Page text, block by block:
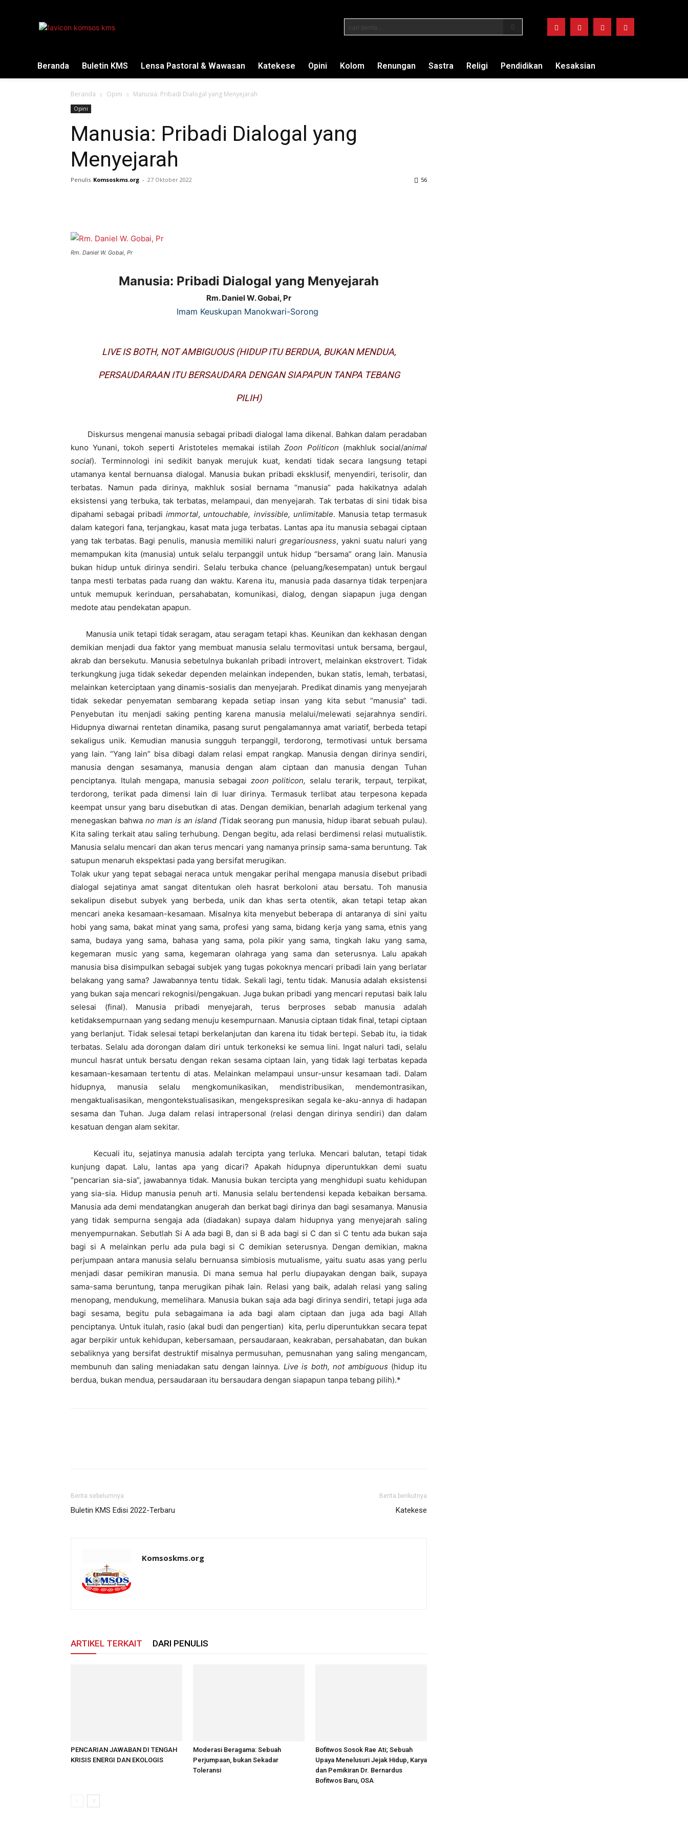
cari berita...
Beranda Buletin KMS Lensa Pastoral & Wawasan Katekese Opini Kolom Renungan Sastra Religi Pendidikan Kesaksian
Beranda Opini Manusia: Pribadi Dialogal yang Menyejarah
Opini
Manusia: Pribadi Dialogal yang
Menyejarah
Penulis Komsoskms.org - 27 Oktober 2022 56
Rm. Daniel W. Gobai, Pr
Manusia: Pribadi Dialogal yang Menyejarah
Rm. Daniel W. Gobai, Pr
Imam Keuskupan Manokwari-Sorong
LIVE IS BOTH, NOT AMBIGUOUS(HIDUP ITU BERDUA, BUKAN MENDUA,
PERSAUDARAAN ITU BERSAUDARA DENGAN SIAPAPUN TANPA TEBANG
PILIH)
Diskursus mengenai manusia sebagai pribadi dialogal lama dikenal. Bahkan dalam peradaban
kuno Yunani, tokoh seperti Aristoteles memakai istilahZoon Politicon (makhluk social/animal
social). Terminnologi ini sedikit banyak merujuk kuat, kendati tidak secara langsung tetapi
utamanya kental bernuansa dialogal. Manusia bukan pribadi eksklusif, menyendiri, terisolir, dan
terbatas. Namun pada dirinya, makhluk sosial bernama “manusia” pada hakikatnya adalah
eksistensi yang terbuka, tak terbatas, melampaui, dan menyejarah. Tak terbatas di sini tidak bisa
dipahami sebagai pribadiimmortal, untouchable, invissible, unlimitable. Manusia tetap termasuk
dalam kategori fana, terjangkau, kasat mata juga terbatas. Lantas apa itu manusia sebagai ciptaan
yang tak terbatas. Bagi penulis, manusia memiliki naluri gregariousness, yakni suatu naluri yang
memampukan kita (manusia) untuk selalu terpanggil untuk hidup “bersama” orang lain. Manusia
bukan hidup untuk dirinya sendiri. Selalu terbuka chance (peluang/kesempatan) untuk bergaul
tanpa mesti terbatas pada ruang dan waktu. Karena itu, manusia pada dasarnya tidak terpenjara
untuk memupuk kerinduan, persahabatan, komunikasi, dialog, dengan siapapun juga dengan
medote atau pendekatan apapun.
Manusia unik tetapi tidak seragam, atau seragam tetapi khas. Keunikan dan kekhasan dengan
demikian menjadi dua faktor yang membuat manusia selalu termovitasi untuk bersama, bergaul,
akrab dan bersekutu. Manusia sebetulnya bukanlah pribadi introvert, melainkan ekstrovert. Tidak
terkungkung juga tidak sekedar dependen melainkan independen, bukan statis, lemah, terbatasi,
melainkan keterciptaan yang dinamis-sosialis dan menyejarah. Predikat dinamis yang menyejarah
tidak sekedar penyematan sembarang kepada setiap insan yang kita sebut “manusia” tadi.
Penyebutan itu menjadi saking penting karena manusia melalui/melewati sejarahnya sendiri.
Hidupnya diwarnai rentetan dinamika, pasang surut pengalamannya amat variatif, berbeda tetapi
sekaligus unik. Kemudian manusia sungguh terpanggil, terdorong, termotivasi untuk bersama
yang lain. “Yang lain” bisa dibagi dalam relasi empat rangkap. Manusia dengan dirinya sendiri,
manusia dengan sesamanya, manusia dengan alam ciptaan dan manusia dengan Tuhan
penciptanya. Itulah mengapa, manusia sebagai zoon politicon, selalu terarik, terpaut, terpikat,
terdorong, terikat pada dimensi lain di luar dirinya. Termasuk terlibat atau terpesona kepada
keempat unsur yang baru disebutkan di atas. Dengan demikian, benarlah adagium terkenal yang
menegaskan bahwa no man is an island (Tidak seorang pun manusia, hidup ibarat sebuah pulau).
Kita saling terkait atau saling terhubung. Dengan begitu, ada relasi berdimensi relasi mutualistik.
Manusia selalu mencari dan akan terus mencari yang namanya prinsip sama-sama beruntung. Tak
satupun menaruh ekspektasi pada yang bersifat merugikan.
Tolak ukur yang tepat sebagai neraca untuk mengakar perihal mengapa manusia disebut pribadi
dialogal sejatinya amat sangat ditentukan oleh hasrat berkoloni atau bersatu. Toh manusia
sekalipun disebut subyek yang berbeda, unik dan khas serta otentik, akan tetapi tetap akan
mencari aneka kesamaan-kesamaan. Misalnya kita menyebut beberapa di antaranya di sini yaitu
hobi yang sama, bakat minat yang sama, profesi yang sama, bidang kerja yang sama, etnis yang
sama, budaya yang sama, bahasa yang sama, pola pikir yang sama, tingkah laku yang sama,
kegemaran music yang sama, kegemaran olahraga yang sama dan seterusnya. Lalu apakah
manusia bisa disimpulkan sebagai subjek yang tugas pokoknya mencari pribadi lain yang berlatar
belakang yang sama? Jawabannya tentu tidak. Sekali lagi, tentu tidak. Manusia adalah eksistensi
yang bukan saja mencari rekognisi/pengakuan. Juga bukan pribadi yang mencari reputasi baik lalu
selesai (final). Manusia pribadi menyejarah, terus berproses sebab manusia adalah
ketidaksempurnaan yang sedang menuju kesempurnaan. Manusia ciptaan tidak final, tetapi ciptaan
yang berlanjut. Tidak selesai tetapi berkelanjutan dan karena itu tidak bertepi. Sebab itu, ia tidak
terbatas. Selalu ada dorongan dalam diri untuk terkoneksi ke semua lini. Ingat naluri tadi, selalu
muncul hasrat untuk bersatu dengan rekan sesama ciptaan lain, yang tidak lagi terbatas kepada
kesamaan-kesamaan tertentu di atas. Melainkan melampaui unsur-unsur kesamaan tadi. Dalam
hidupnya, manusia selalu mengkomunikasikan, mendistribusikan, mendemontrasikan,
mengaktualisasikan, mengontekstualisasikan, mengekspresikan segala ke-aku-annya di hadapan
sesama dan Tuhan. Juga dalam relasi intrapersonal (relasi dengan dirinya sendiri) dan dalam
kesatuan dengan alam sekitar.
Kecuali itu, sejatinya manusia adalah tercipta yang terluka. Mencari balutan, tetapi tidak
kunjung dapat. Lalu, lantas apa yang dicari? Apakah hidupnya diperuntukkan demi suatu
“pencarian sia-sia”, jawabannya tidak. Manusia bukan tercipta yang menghidupi suatu kehidupan
yang sia-sia. Hidup manusia penuh arti. Manusia selalu bertendensi kepada kebaikan bersama.
Manusia ada demi mendatangkan anugerah dan berkat bagi dirinya dan bagi sesamanya. Manusia
yang tidak sempurna sengaja ada (diadakan) supaya dalam hidupnya yang menyejarah saling
menyempurnakan. Sebutlah Si A ada bagi B, dan si B ada bagi si C dan si C tentu ada bukan saja
bagi si A melainkan perlu ada pula bagi si C demikian seterusnya. Dengan demikian, makna
perjumpaan antara manusia selalu bernuansa simbiosis mutualisme, yaitu suatu asas yang perlu
menjadi dasar pemikiran manusia. Di mana semua hal perlu diupayakan dengan baik, supaya
sama-sama beruntung, tanpa merugikan pihak lain. Relasi yang baik, adalah relasi yang saling
menopang, mendukung, memelihara. Manusia bukan saja ada bagi dirinya sendiri, tetapi juga ada
bagi sesama, begitu pula sebagaimana ia ada bagi alam ciptaan dan juga ada bagi Allah
penciptanya. Untuk itulah, rasio (akal budi dan pengertian) kita, perlu diperuntukkan secara tepat
agar berpikir untuk kehidupan, kebersamaan, persaudaraan, keakraban, persahabatan, dan bukan
sebaliknya yang bersifat destruktif misalnya permusuhan, pemusnahan yang saling mengancam,
membunuh dan saling meniadakan satu dengan lainnya. Live is both, not ambiguous (hidup itu
berdua, bukan mendua, persaudaraan itu bersaudara dengan siapapun tanpa tebang pilih).*
Berita sebelumnya
Buletin KMS Edisi 2022-Terbaru
Berita berikutnya
Katekese
Komsoskms.org
ARTIKEL TERKAIT DARI PENULIS
PENCARIAN JAWABAN DI TENGAH
KRISIS ENERGI DAN EKOLOGIS
Moderasi Beragama: Sebuah
Perjumpaan, bukan Sekadar
Toleransi
Bofitwos Sosok Rae Ati; Sebuah
Upaya Menelusuri Jejak Hidup, Karya
dan Pemikiran Dr. Bernardus
Bofitwos Baru, OSA